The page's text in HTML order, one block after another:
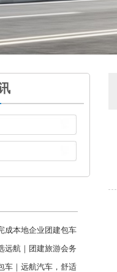
成本地企业团建包车
远航｜团建旅游会务
车｜远航汽车，舒适